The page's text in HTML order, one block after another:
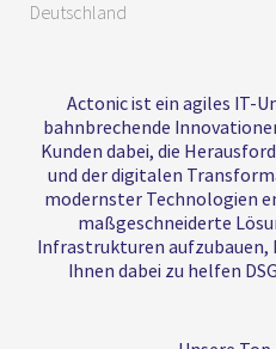
Deutschland
Actonic ist ein agiles IT-
bahnbrechende
Kunden dabei, die
und der digitalen
modernster Technologien
maßgeschneiderte
Infrastrukturen aufzubauen,
Ihnen dabei zu helfen